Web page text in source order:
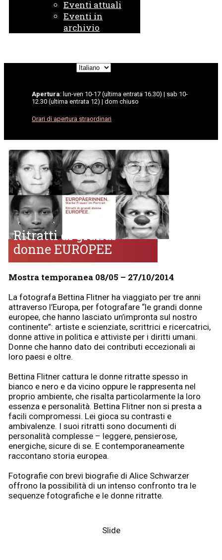
Eventi attuali
Eventi in
archivio
Scegli
Apertura: lun-ven 10-17 (ultima entrata 16.30) | sab 10-
12.30 (ultima entrata 12) | dom chiuso
Orari di apertura straordinari
Ritratti di grandi
donne EUROPEE
Mostra temporanea 08/05 – 27/10/2014
La fotografa Bettina Flitner ha viaggiato per tre anni
attraverso l’Europa, per fotografare “le grandi donne
europee, che hanno lasciato un’impronta sul nostro
continente”: artiste e scienziate, scrittrici e ricercatrici,
donne attive in politica e attiviste per i diritti umani.
Donne che hanno dato dei contributi eccezionali ai
loro paesi e oltre.
Bettina Flitner cattura le donne ritratte spesso in
bianco e nero e da vicino oppure le rappresenta nel
proprio ambiente, che risalta particolarmente la loro
essenza e personalità. Bettina Flitner non si presta a
facili compromessi. Lei gioca su contrasti e
ambivalenze. I suoi ritratti sono documenti di
personalità complesse – leggere, pensierose,
energiche, sicure di se. E contemporaneamente
raccontano storia europea.
Fotografie con brevi biografie di Alice Schwarzer
offrono la possibilità di un intenso confronto tra le
sequenze fotografiche e le donne ritratte.
Slide